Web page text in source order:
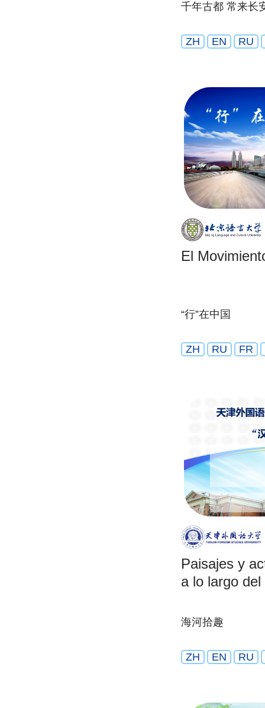
千年古都 常来长
ZH EN RU
El
“行”在中国
ZH RU FR
Paisajes y
a lo largo
海河拾趣
ZH EN RU